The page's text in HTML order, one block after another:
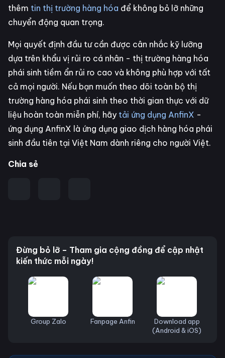
thêm tin thị trường hàng hóa để không bỏ lỡ những
chuyển động quan trọng.
Mọi quyết định đầu tư cần được cân nhắc kỹ lưỡng
dựa trên khẩu vị rủi ro cá nhân - thị trường hàng hóa
phái sinh tiềm ẩn rủi ro cao và không phù hợp với tất
cả mọi người. Nếu bạn muốn theo dõi toàn bộ thị
trường hàng hóa phái sinh theo thời gian thực với dữ
liệu hoàn toàn miễn phí, hãy tải ứng dụng AnfinX -
ứng dụng AnfinX là ứng dụng giao dịch hàng hóa phái
sinh đầu tiên tại Việt Nam dành riêng cho người Việt.
Chia sẻ
Đừng bỏ lỡ – Tham gia cộng đồng để cập nhật
kiến thức mỗi ngày!
Group Zalo Fanpage Anfin
Download app
(Android & iOS)